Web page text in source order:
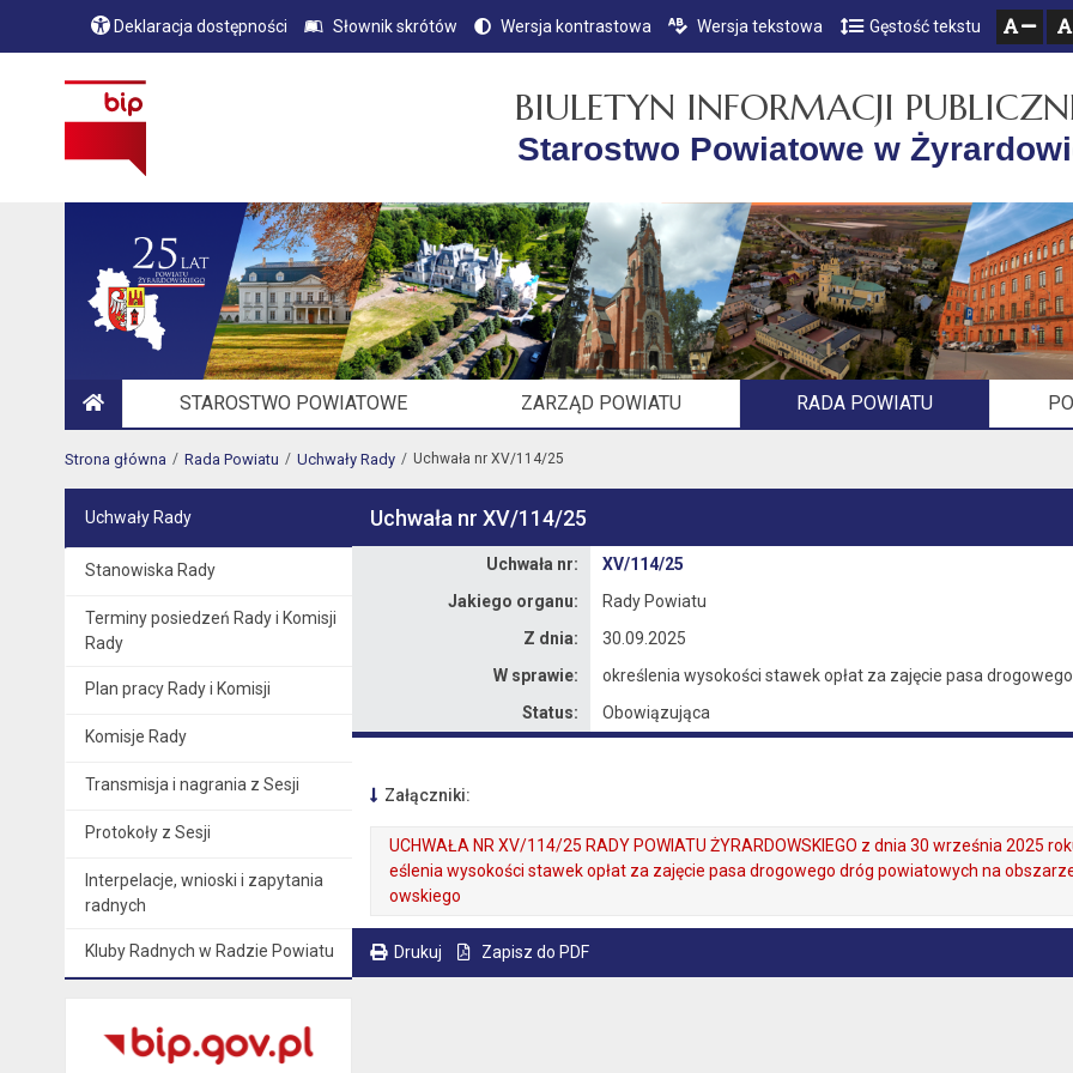
Przejdź do głównego menu
Przejdź do treści
Przejdź do mapy serwisu
Deklaracja dostępności Słownik skrótów Wersja kontrastowa Wersja tekstowa Gęstość tekstu
BIULETYN INFORMACJI
Starostwo Powiatowe w
STAROSTWO POWIATOWE ZARZĄD POWIATU RADA POWIATU
Strona główna Rada Powiatu Uchwały Rady Uchwała nr XV/114/25
Uchwały Rady
Stanowiska Rady
Terminy posiedzeń Rady i Komisji
Rady
Plan pracy Rady i Komisji
Komisje Rady
Transmisja i nagrania z Sesji
Protokoły z Sesji
Interpelacje, wnioski i zapytania
radnych
Kluby Radnych w Radzie Powiatu
Uchwała nr XV/114/25
Uchwała nr:
XV/114/25
Jakiego organu:
Rady Powiatu
Z dnia:
30.09.2025
W sprawie:
określenia wysokości stawek opłat za zajęcie pasa
Status:
Obowiązująca
Załączniki:
UCHWAŁA NR XV/114/25 RADY POWIATU ŻYRARDOWSKIEGO z dnia 30 września 2025
eślenia wysokości stawek opłat za zajęcie pasa drogowego dróg powiatowych na
owskiego
Drukuj Zapisz do PDF